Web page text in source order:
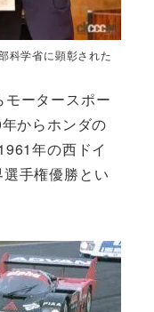
科学省に顕彰された
ータースポー
からホンダの
年の西ドイ
手権優勝とい